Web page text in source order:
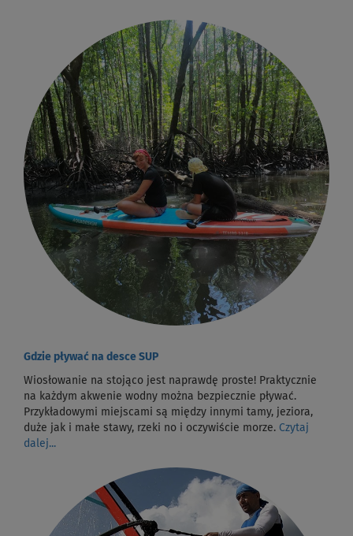
Gdzie pływać na desce SUP
Wiosłowanie na stojąco jest naprawdę proste! Praktycznie
na każdym akwenie wodny można bezpiecznie pływać.
Przykładowymi miejscami są między innymi tamy, jeziora,
duże jak i małe stawy, rzeki no i oczywiście morze. Czytaj
dalej...